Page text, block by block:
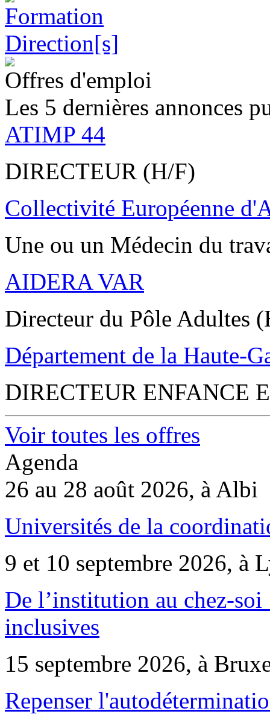
Offres d'emploi
Les 5 dernières annonces
ATIMP 44
DIRECTEUR (H/F)
Collectivité Européenne
Une ou un Médecin du
AIDERA VAR
Directeur du Pôle Adultes
Département de la Haute-
DIRECTEUR ENFANCE
Voir toutes les offres
Agenda
26 au 28 août 2026, à Albi
Universités de la
9 et 10 septembre 2026, à
De l’institution au chez-
inclusives
15 septembre 2026, à
Repenser